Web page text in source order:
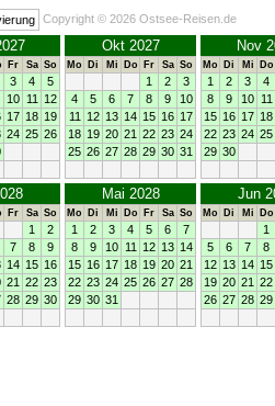
Copyright © 2026 Ostsee-Reisen.de
Fr Sa So
3 4
5
10 11
12
17 18 19
24 25 26
Okt 2027
Mo Di Mi Do Fr Sa So
1 2
3
4
5 6 7 8 9
10
11
12 13 14 15 16 17
18 19 20 21 22 23 24
25 26 27 28 29 30 31
Nov
Mo Di Mi Do
1 2 3
4
8
9 10 11
15 16 17 18
22 23 24 25
29 30
Fr Sa So
1
2
7 8
9
14 15 16
21 22 23
28 29 30
Mai 2028
Mo Di Mi Do Fr Sa So
1 2 3 4 5 6
7
8
9 10 11 12 13 14
15 16 17 18 19 20 21
22 23 24 25 26 27 28
29 30 31
Jun
Mo Di Mi Do
1
5
6 7
8
12 13 14 15
19 20 21 22
26 27 28 29